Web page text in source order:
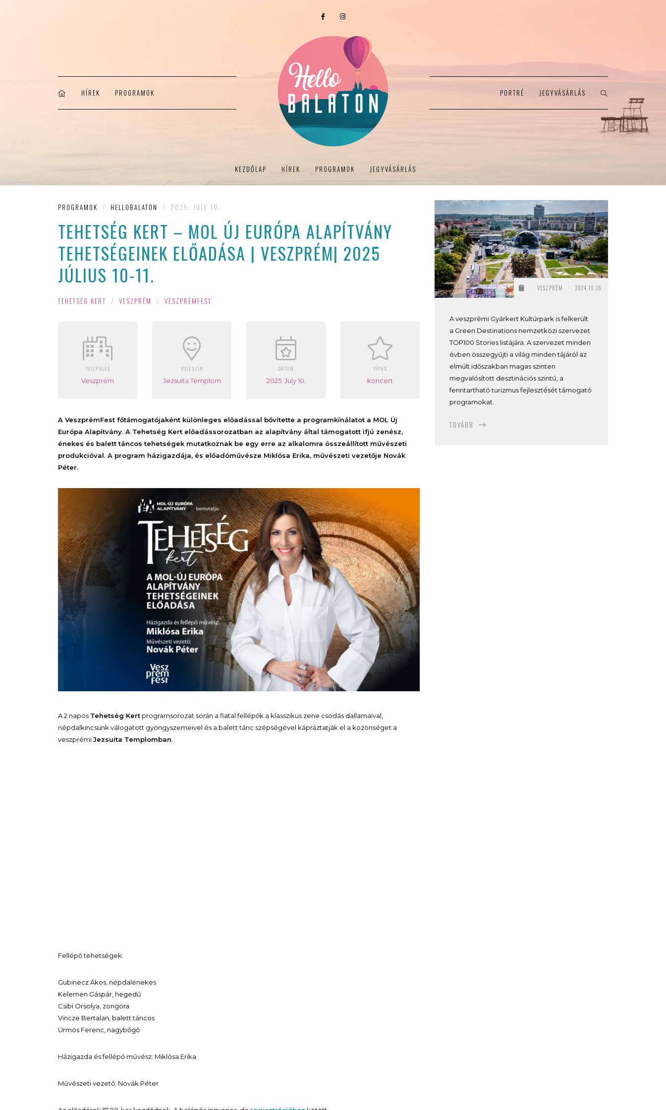
HÍREK PROGRAMOK PORTRÉ JEGYVÁSÁRLÁS
KEZDŐLAP HÍREK PROGRAMOK JEGYVÁSÁRLÁS
PROGRAMOK / HELLOBALATON / 2025. JULY 10.
TEHETSÉG KERT – MOL ÚJ EURÓPA ALAPÍTVÁNY
TEHETSÉGEINEK ELŐADÁSA | VESZPRÉM| 2025
JÚLIUS 10-11.
TEHETSÉG KERT / VESZPRÉM / VESZPRÉMFEST
TELEPÜLÉS
Veszprém
HELYSZÍN
Jezsuita Templom
DÁTUM
2025. July 10.
TÍPUS
koncert
A VeszprémFest főtámogatójaként különleges előadással bővítette a programkínálatot a MOL Új
Európa Alapítvány. A Tehetség Kert előadássorozatban az alapítvány által támogatott ifjú zenész,
énekes és balett táncos tehetségek mutatkoznak be egy erre az alkalomra összeállított művészeti
produkcióval. A program házigazdája, és előadóművésze Miklósa Erika, művészeti vezetője Novák
Péter.
A 2 napos Tehetség Kert programsorozat során a fiatal fellépők a klasszikus zene csodás dallamaival,
népdalkincsünk válogatott gyöngyszemeivel és a balett tánc szépségével kápráztatják el a közönséget a
veszprémiJezsuita Templomban
Fellépő tehetségek:
Gubinecz Ákos, népdalénekes
Kelemen Gáspár, hegedű
Csibi Orsolya, zongora
Vincze Bertalan, balett táncos
Ürmös Ferenc, nagybőgő
Házigazda és fellépő művész: Miklósa Erika
Művészeti vezető: Novák Péter
VESZPRÉM 2024.10.16.
A veszprémi Gyárkert Kultúrpark is felkerült
a Green Destinations nemzetközi szervezet
TOP100 Stories listájára. A szervezet minden
évben összegyűjti a világ minden tájáról az
elmúlt időszakban magas szinten
megvalósított desztinációs szintű, a
fenntartható turizmus fejlesztését támogató
programokat.
TOVÁBB